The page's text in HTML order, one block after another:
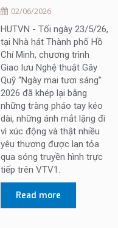
02/06/2026
HUTVN - Tối ngày 23/5/26,
tại Nhà hát Thành phố Hồ
Chí Minh, chương trình
Giao lưu Nghệ thuật Gây
Quỹ “Ngày mai tươi sáng”
2026 đã khép lại bằng
những tràng pháo tay kéo
dài, những ánh mắt lặng đi
vì xúc động và thật nhiều
yêu thương được lan tỏa
qua sóng truyền hình trực
tiếp trên VTV1.
Read more